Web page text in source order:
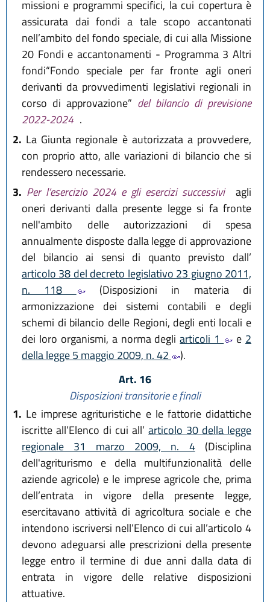
missioni e programmi specifici, la cui copertura è
assicurata dai fondi a tale scopo accantonati
nell’ambito del fondo speciale, di cui alla Missione
20 Fondi e accantonamenti - Programma 3 Altri
fondi“Fondo speciale per far fronte agli oneri
derivanti da provvedimenti legislativi regionali in
corso di approvazione” del bilancio di previsione
2022-2024 .
2. La Giunta regionale è autorizzata a provvedere,
con proprio atto, alle variazioni di bilancio che si
rendessero necessarie.
3. Per l’esercizio 2024 e gli esercizi successivi
agli
oneri derivanti dalla presente legge si fa fronte
nell'ambito delle autorizzazioni di spesa
annualmente disposte dalla legge di approvazione
del bilancio ai sensi di quanto previsto dall’
articolo 38 del decreto legislativo 23 giugno 2011,
n. 118
(Disposizioni in materia di
armonizzazione dei sistemi contabili e degli
schemi di bilancio delle Regioni, degli enti locali e
dei loro organismi, a norma degliarticoli 1 e 2
della legge 5 maggio 2009, n. 42
).
Art. 16
Disposizioni transitorie e finali
1. Le imprese agrituristiche e le fattorie didattiche
iscritte all’Elenco di cui all’ articolo 30 della legge
regionale 31 marzo 2009, n. 4(Disciplina
dell'agriturismo e della multifunzionalità delle
aziende agricole) e le imprese agricole che, prima
dell’entrata in vigore della presente legge,
esercitavano attività di agricoltura sociale e che
intendono iscriversi nell’Elenco di cui all’articolo 4
devono adeguarsi alle prescrizioni della presente
legge entro il termine di due anni dalla data di
entrata in vigore delle relative disposizioni
attuative.